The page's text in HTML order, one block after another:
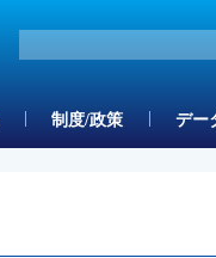
制度/政策 デー